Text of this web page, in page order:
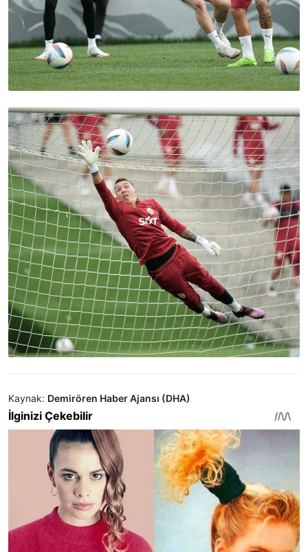
Kaynak: Demirören Haber Ajansı (DHA)